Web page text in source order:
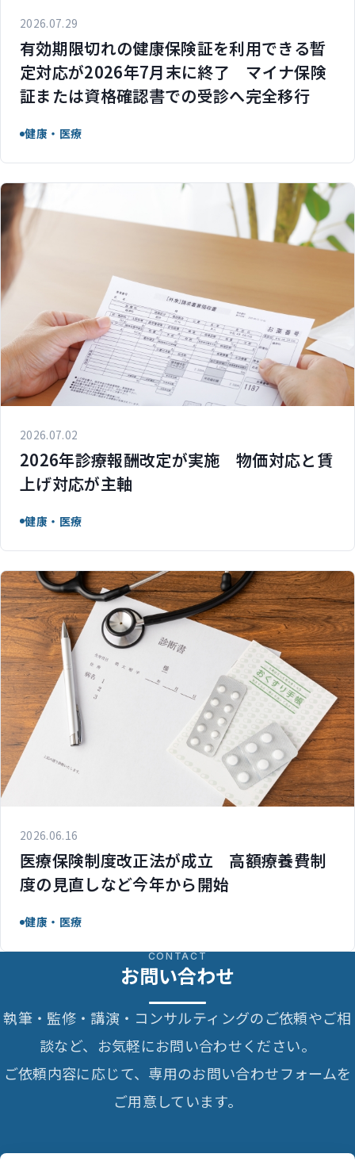
2026.07.29
有効期限切れの健康保険証を利用できる暫
定対応が2026年7月末に終了 マイナ保険
証または資格確認書での受診へ完全移行
健康・医療
2026.07.02
2026年診療報酬改定が実施 物価対応と賃
上げ対応が主軸
健康・医療
2026.06.16
医療保険制度改正法が成立 高額療養費制
度の見直しなど今年から開始
健康・医療
CONTACT
お問い合わせ
執筆・監修・講演・コンサルティングのご依頼やご相
談など、お気軽にお問い合わせください。
ご依頼内容に応じて、専用のお問い合わせフォームを
ご用意しています。